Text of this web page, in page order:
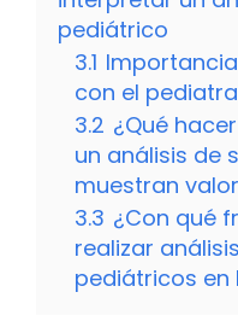
pediátrico
3.1
con el pediatra
3.2 ¿Qué
un análisis de
muestran
3.3 ¿Con qué
realizar
pediátricos en